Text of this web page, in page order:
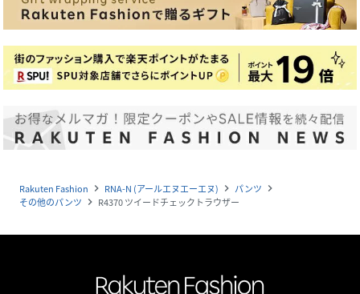
Rakuten Fashion navigate_next RNA-N (アールエヌエーエヌ) navigate_next パンツ navigate_next
その他のパンツ navigate_next R4370 ツイードチェックトラウザー